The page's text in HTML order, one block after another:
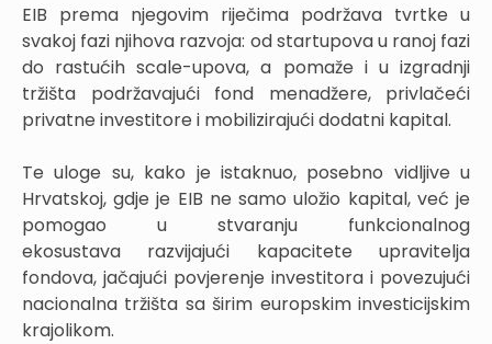
EIB prema njegovim riječima podržava tvrtke u
svakoj fazi njihova razvoja: od startupova u ranoj fazi
do rastućih scale-upova, a pomaže i u izgradnji
tržišta podržavajući fond menadžere, privlačeći
privatne investitore i mobilizirajući dodatni kapital.
Te uloge su, kako je istaknuo, posebno vidljive u
Hrvatskoj, gdje je EIB ne samo uložio kapital, već je
pomogao u stvaranju funkcionalnog
ekosustava razvijajući kapacitete upravitelja
fondova, jačajući povjerenje investitora i povezujući
nacionalna tržišta sa širim europskim investicijskim
krajolikom.